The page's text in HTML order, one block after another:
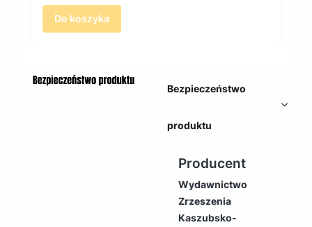
Do koszyka
Bezpieczeństwo
produktu
Producent
Wydawnictwo
Zrzeszenia
Kaszubsko-